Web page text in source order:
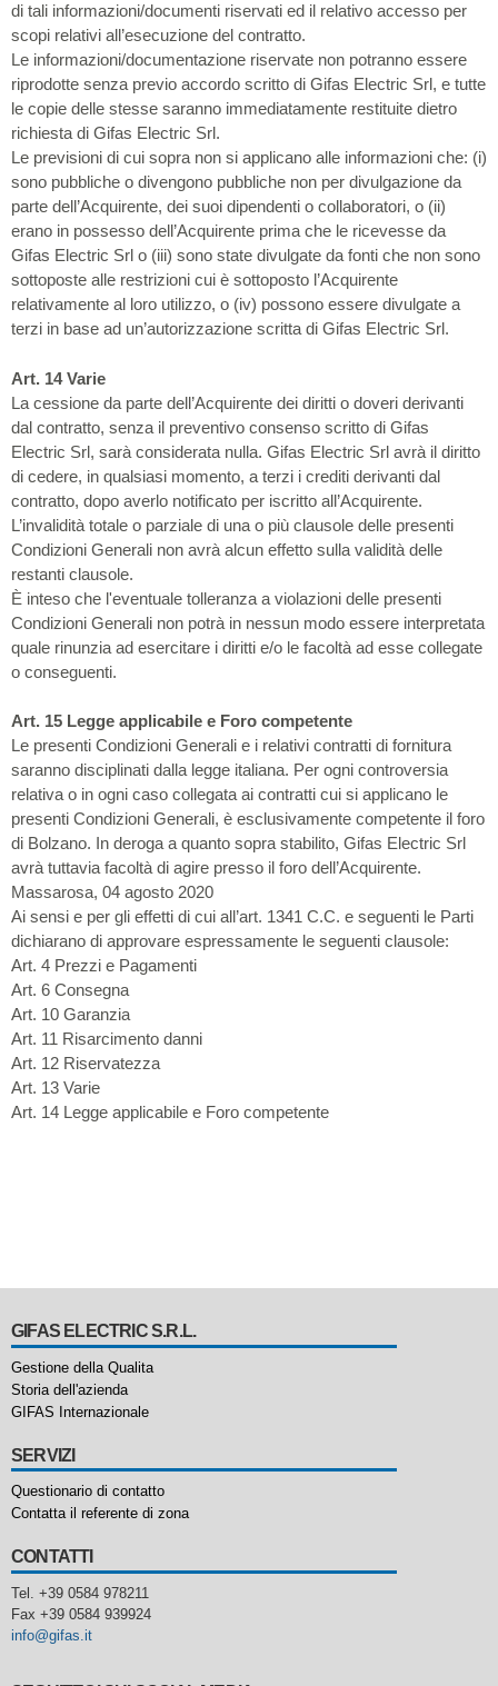
di tali informazioni/documenti riservati ed il relativo accesso per
scopi relativi all’esecuzione del contratto.
Le informazioni/documentazione riservate non potranno essere
riprodotte senza previo accordo scritto di Gifas Electric Srl, e tutte
le copie delle stesse saranno immediatamente restituite dietro
richiesta di Gifas Electric Srl.
Le previsioni di cui sopra non si applicano alle informazioni che: (i)
sono pubbliche o divengono pubbliche non per divulgazione da
parte dell’Acquirente, dei suoi dipendenti o collaboratori, o (ii)
erano in possesso dell’Acquirente prima che le ricevesse da
Gifas Electric Srl o (iii) sono state divulgate da fonti che non sono
sottoposte alle restrizioni cui è sottoposto l’Acquirente
relativamente al loro utilizzo, o (iv) possono essere divulgate a
terzi in base ad un’autorizzazione scritta di Gifas Electric Srl.
Art. 14 Varie
La cessione da parte dell’Acquirente dei diritti o doveri derivanti
dal contratto, senza il preventivo consenso scritto di Gifas
Electric Srl, sarà considerata nulla. Gifas Electric Srl avrà il diritto
di cedere, in qualsiasi momento, a terzi i crediti derivanti dal
contratto, dopo averlo notificato per iscritto all’Acquirente.
L’invalidità totale o parziale di una o più clausole delle presenti
Condizioni Generali non avrà alcun effetto sulla validità delle
restanti clausole.
È inteso che l'eventuale tolleranza a violazioni delle presenti
Condizioni Generali non potrà in nessun modo essere interpretata
quale rinunzia ad esercitare i diritti e/o le facoltà ad esse collegate
o conseguenti.
Art. 15 Legge applicabile e Foro competente
Le presenti Condizioni Generali e i relativi contratti di fornitura
saranno disciplinati dalla legge italiana. Per ogni controversia
relativa o in ogni caso collegata ai contratti cui si applicano le
presenti Condizioni Generali, è esclusivamente competente il foro
di Bolzano. In deroga a quanto sopra stabilito, Gifas Electric Srl
avrà tuttavia facoltà di agire presso il foro dell’Acquirente.
Massarosa, 04 agosto 2020
Ai sensi e per gli effetti di cui all’art. 1341 C.C. e seguenti le Parti
dichiarano di approvare espressamente le seguenti clausole:
Art. 4 Prezzi e Pagamenti
Art. 6 Consegna
Art. 10 Garanzia
Art. 11 Risarcimento danni
Art. 12 Riservatezza
Art. 13 Varie
Art. 14 Legge applicabile e Foro competente
GIFAS ELECTRIC S.R.L.
Gestione della Qualita
Storia dell'azienda
GIFAS Internazionale
SERVIZI
Questionario di contatto
Contatta il referente di zona
CONTATTI
Tel. +39 0584 978211
Fax +39 0584 939924
info@gifas.it